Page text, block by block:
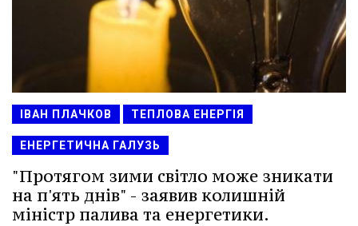
ІВАН ПЛАЧКОВ ТЕПЛОВА ЕНЕРГІЯ
ЕНЕРГЕТИЧНА ГАЛУЗЬ
"Протягом зими світло може зникати
на п'ять днів" - заявив колишній
міністр палива та енергетики.